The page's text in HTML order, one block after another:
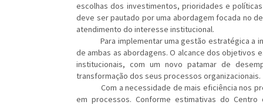
escolhas dos investimentos, prioridades e
deve ser pautado por uma abordagem focada no
atendimento do interesse institucional.
Para implementar uma gestão estratégica a
de ambas as abordagens. O alcance dos
institucionais, com um novo patamar de
transformação dos seus processos organizacionais.
Com a necessidade de mais eficiência nos
em processos. Conforme estimativas do